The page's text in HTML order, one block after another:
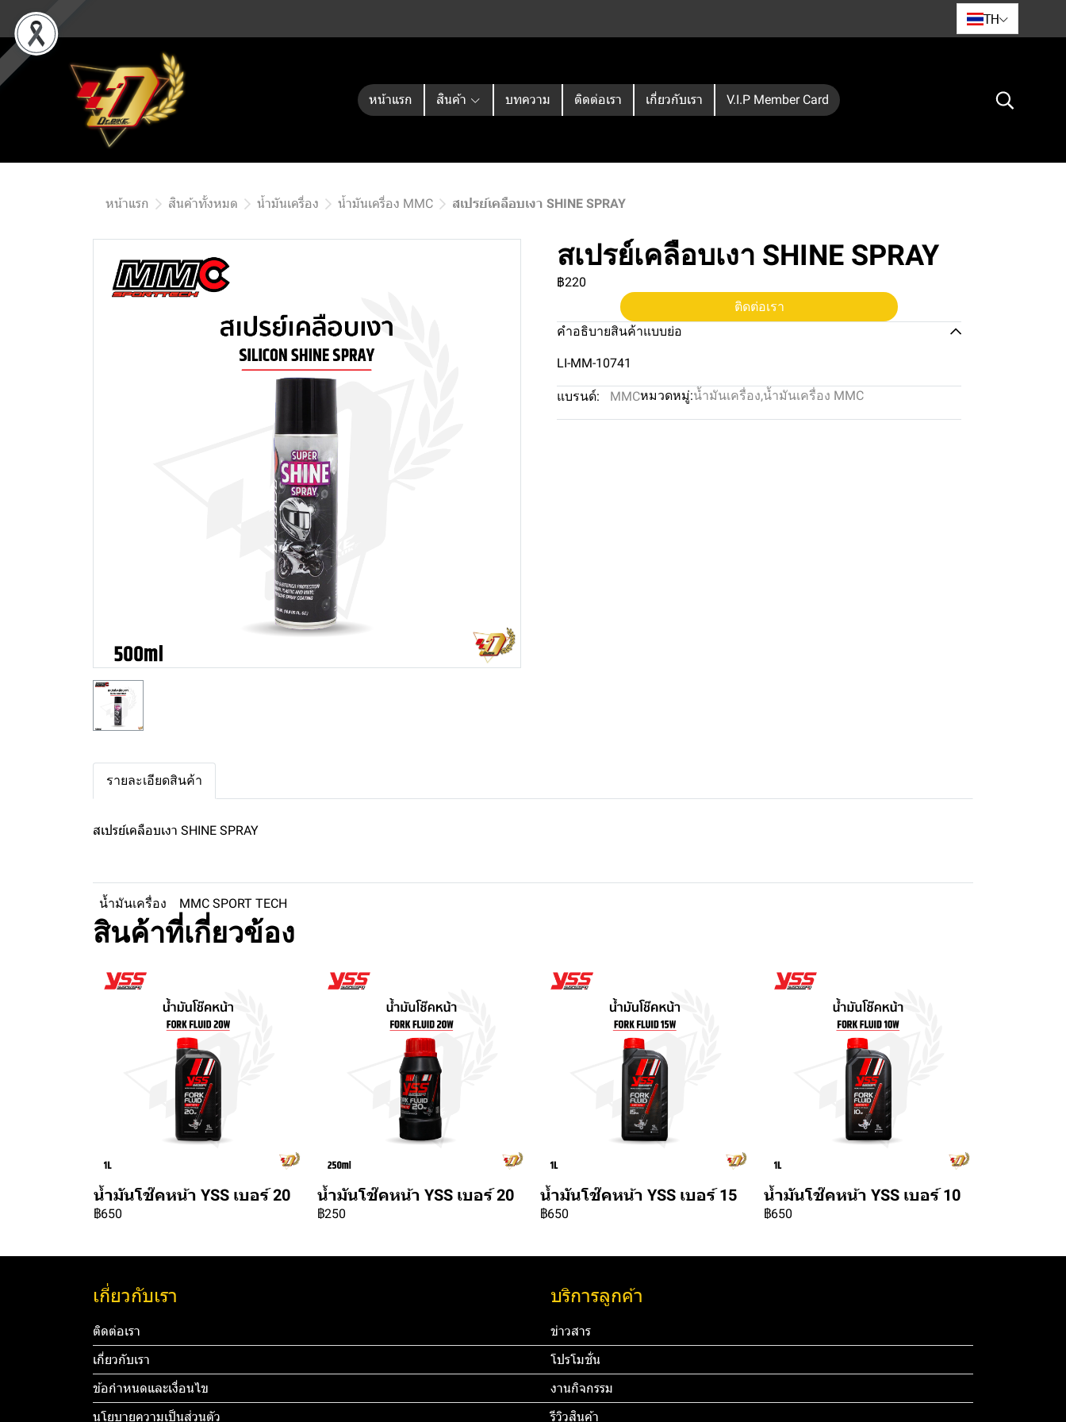
TH
หน้าแรก สินค้า บทความ ติดต่อเรา เกี่ยวกับเรา V.I.P Member Card
หน้าแรก สินค้าทั้งหมด น้ำมันเครื่อง น้ำมันเครื่อง MMC สเปรย์เคลือบเงา SHINE SPRAY
สเปรย์เคลือบเงา SHINE SPRAY
฿220
ติดต่อเรา
คำอธิบายสินค้าแบบย่อ
LI-MM-10741
แบรนด์: MMCหมวดหมู่:น้ำมันเครื่อง,น้ำมันเครื่อง MMC
รายละเอียดสินค้า
สเปรย์เคลือบเงา SHINE SPRAY
น้ำมันเครื่อง MMC SPORT TECH
สินค้าที่เกี่ยวข้อง
น้ำมันโช๊คหน้า YSS เบอร์ 20
฿650
น้ำมันโช๊คหน้า YSS เบอร์ 20
฿250
น้ำมันโช๊คหน้า YSS เบอร์ 15
฿650
น้ำมันโช๊คหน้า YSS เบอร์ 10
฿650
เกี่ยวกับเรา
ติดต่อเรา
เกี่ยวกับเรา
ข้อกำหนดและเงื่อนไข
นโยบายความเป็นส่วนตัว
บริการลูกค้า
ข่าวสาร
โปรโมชั่น
งานกิจกรรม
รีวิวสินค้า